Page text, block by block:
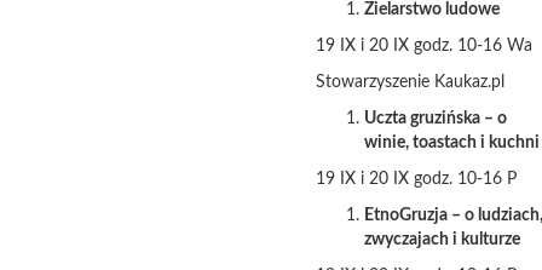
Zielarstwo ludowe
19 IX i 20 IX godz. 10-16 Wa
Stowarzyszenie Kaukaz.pl
Uczta gruzińska – o
winie, toastach i kuchni
19 IX i 20 IX godz. 10-16 P
EtnoGruzja – o ludziach,
zwyczajach i kulturze